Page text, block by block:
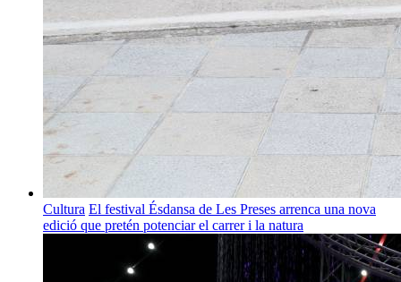
Cultura El festival Ésdansa de Les Preses arrenca una nova
edició que pretén potenciar el carrer i la natura